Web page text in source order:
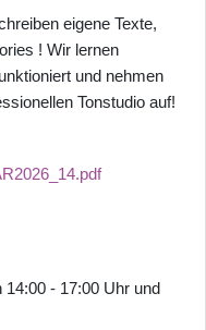
eigene Texte,
! Wir lernen
und nehmen
Tonstudio auf!
14:00 - 17:00 Uhr und